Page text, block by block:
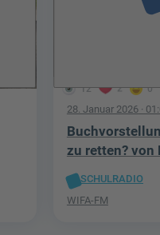
12 2 0
28. Januar 2026·
zu retten? von
SCHULRADIO
WIFA-FM